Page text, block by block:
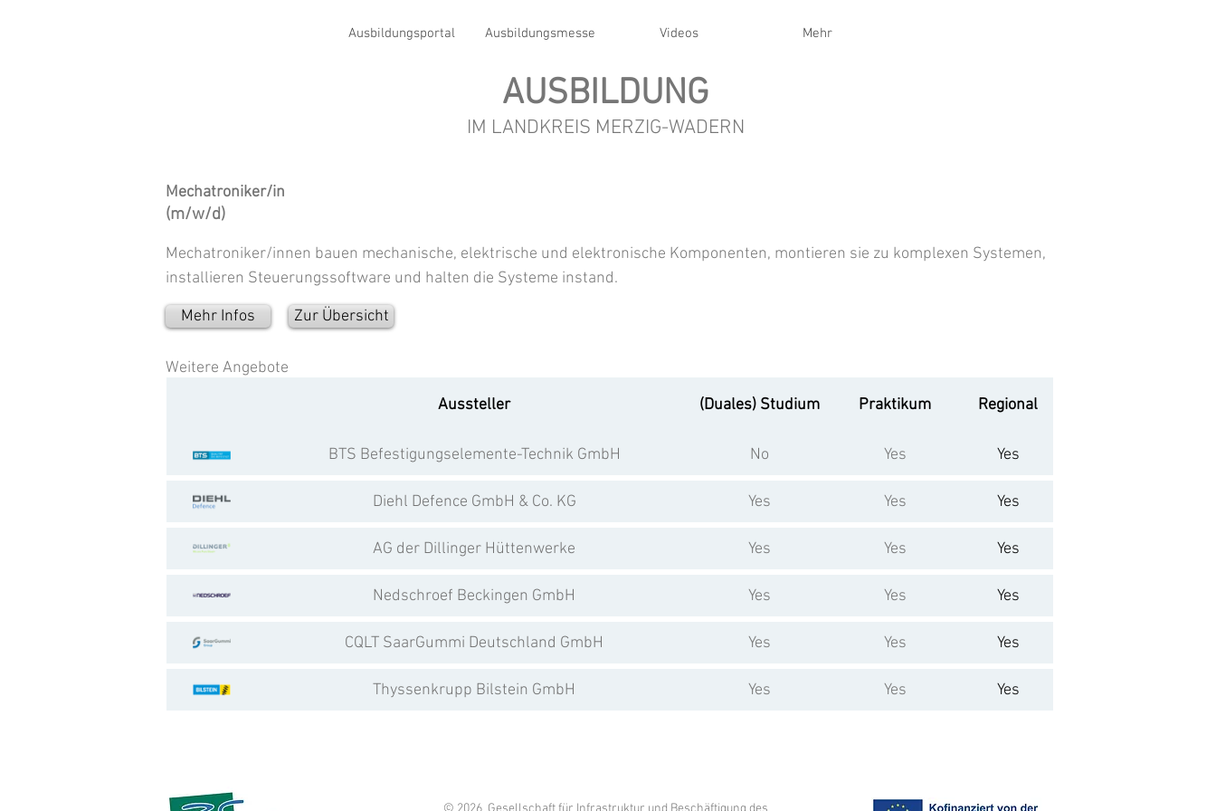
Ausbildungsportal Ausbildungsmesse Videos Mehr
AUSBILDUNG
IM LANDKREIS MERZIG-WADERN
Mechatroniker/in
(m/w/d)
Mechatroniker/innen bauen mechanische, elektrische und elektronische Komponenten, montieren sie zu komplexen Systemen,
installieren Steuerungssoftware und halten die Systeme instand.
Mehr Infos
Zur Übersicht
Weitere Angebote
Aussteller
(Duales) Studium Praktikum Regional
BTS Befestigungselemente-Technik GmbH No Yes Yes
Diehl Defence GmbH & Co. KG Yes Yes Yes
AG der Dillinger Hüttenwerke Yes Yes Yes
Nedschroef Beckingen GmbH Yes Yes Yes
CQLT SaarGummi Deutschland GmbH Yes Yes Yes
Thyssenkrupp Bilstein GmbH Yes Yes Yes